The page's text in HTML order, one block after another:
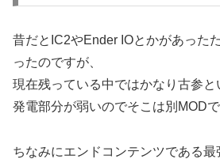
昔だとIC2やEnder IOとかがあった
ったのですが、
現在残っている中ではかなり古参
発電部分が弱いのでそこは別MOD
ちなみにエンドコンテンツである